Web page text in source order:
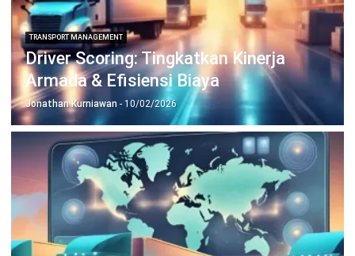
TRANSPORT MANAGEMENT
Last Mile Visibility: Strategi Efisien
untuk Bisnis Modern